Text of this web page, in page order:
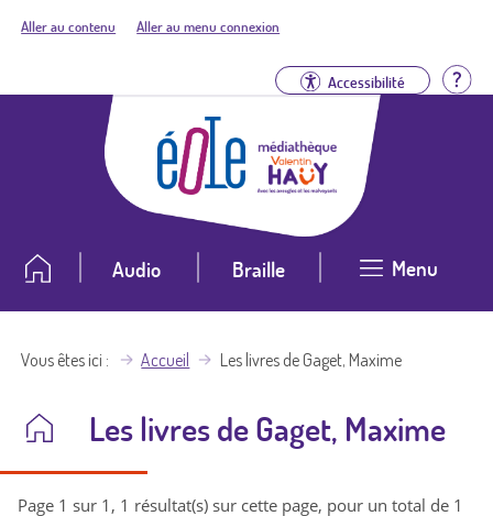
Aller au contenu Aller au menu connexion
Accessibilité
Audio Braille Menu
Vous êtes ici Accueil Les livres de Gaget, Maxime
Les livres de Gaget, Maxime
Page 1 sur 1, 1 résultat(s) sur cette page, pour un total de 1